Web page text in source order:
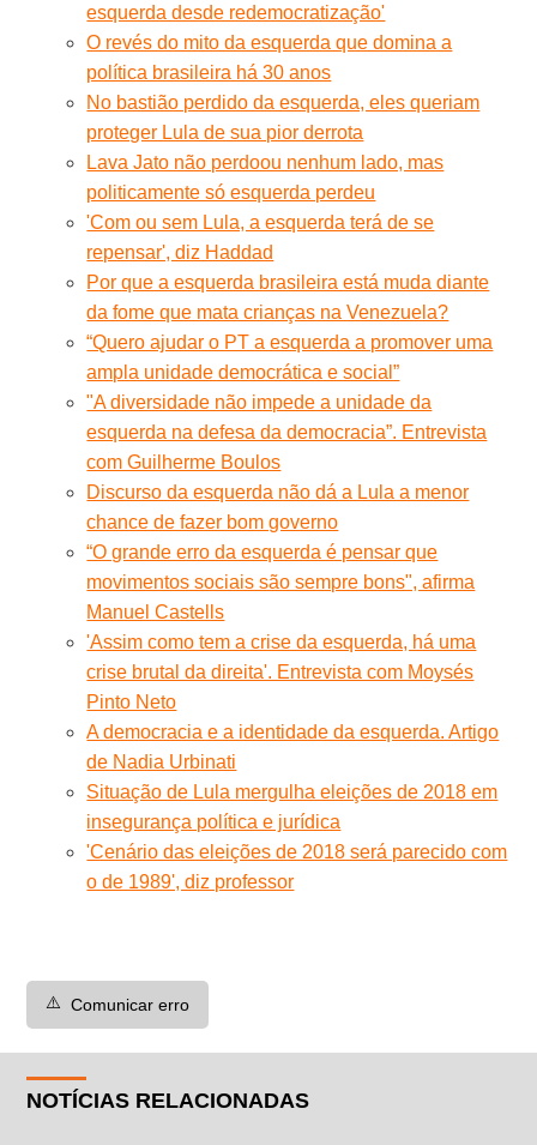
esquerda desde redemocratização'
O revés do mito da esquerda que domina a
política brasileira há 30 anos
No bastião perdido da esquerda, eles queriam
proteger Lula de sua pior derrota
Lava Jato não perdoou nenhum lado, mas
politicamente só esquerda perdeu
'Com ou sem Lula, a esquerda terá de se
repensar', diz Haddad
Por que a esquerda brasileira está muda diante
da fome que mata crianças na Venezuela?
“Quero ajudar o PT a esquerda a promover uma
ampla unidade democrática e social”
"A diversidade não impede a unidade da
esquerda na defesa da democracia”. Entrevista
com Guilherme Boulos
Discurso da esquerda não dá a Lula a menor
chance de fazer bom governo
“O grande erro da esquerda é pensar que
movimentos sociais são sempre bons", afirma
Manuel Castells
'Assim como tem a crise da esquerda, há uma
crise brutal da direita'. Entrevista com Moysés
Pinto Neto
A democracia e a identidade da esquerda. Artigo
de Nadia Urbinati
Situação de Lula mergulha eleições de 2018 em
insegurança política e jurídica
'Cenário das eleições de 2018 será parecido com
o de 1989', diz professor
⚠️ Comunicar erro
NOTÍCIAS RELACIONADAS